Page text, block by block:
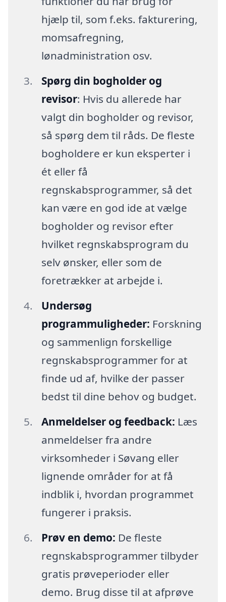
hjælp til, som f.eks. fakturering,
momsafregning,
lønadministration osv.
Spørg din bogholder og
revisor: Hvis du allerede har
valgt din bogholder og revisor,
så spørg dem til råds. De fleste
bogholdere er kun eksperter i
ét eller få
regnskabsprogrammer, så det
kan være en god ide at vælge
bogholder og revisor efter
hvilket regnskabsprogram du
selv ønsker, eller som de
foretrækker at arbejde i.
Undersøg
programmuligheder: Forskning
og sammenlign forskellige
regnskabsprogrammer for at
finde ud af, hvilke der passer
bedst til dine behov og budget.
Anmeldelser og feedback: Læs
anmeldelser fra andre
virksomheder i Søvang eller
lignende områder for at få
indblik i, hvordan programmet
fungerer i praksis.
Prøv en demo: De fleste
regnskabsprogrammer tilbyder
gratis prøveperioder eller
demo. Brug disse til at afprøve